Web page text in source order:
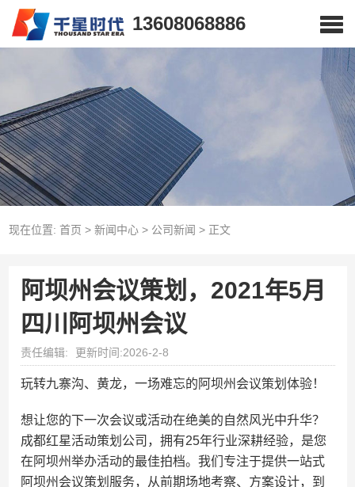
13608068886
现在位置: 首页 > 新闻中心> 公司新闻 > 正文
阿坝州会议策划，2021年5月
四川阿坝州会议
责任编辑: 更新时间:2026-2-8
玩转九寨沟、黄龙，一场难忘的阿坝州会议策划体验！
想让您的下一次会议或活动在绝美的自然风光中升华？
成都红星活动策划公司，拥有25年行业深耕经验，是您
在阿坝州举办活动的最佳拍档。我们专注于提供一站式
阿坝州会议策划服务，从前期场地考察、方案设计，到